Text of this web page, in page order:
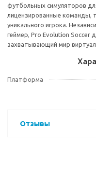
футбольных симуляторов
лицензированные команды,
уникального игрока.
геймер, Pro Evolution Soccer
захватывающий мир
Платформа
Отзывы